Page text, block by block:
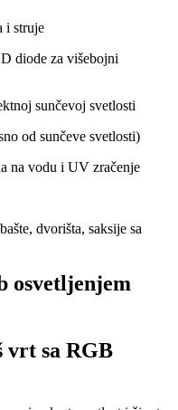
i struje
diode za višebojni
sunčevoj svetlosti
od sunčeve svetlosti)
na vodu i UV zračenje
dvorišta, saksije sa
vrt sa RGB